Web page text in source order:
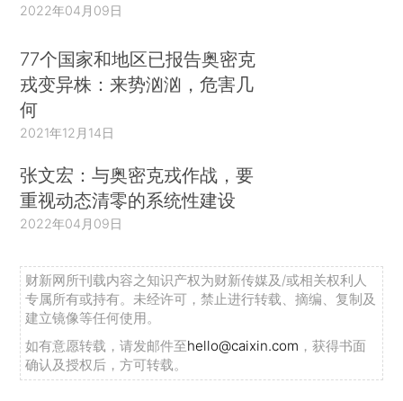
2022年04月09日
77个国家和地区已报告奥密克
戎变异株：来势汹汹，危害几
何
2021年12月14日
张文宏：与奥密克戎作战，要
重视动态清零的系统性建设
2022年04月09日
财新网所刊载内容之知识产权为财新传媒及/或相关权利人
专属所有或持有。未经许可，禁止进行转载、摘编、复制及
建立镜像等任何使用。
如有意愿转载，请发邮件至hello@caixin.com ，获得书面
确认及授权后，方可转载。